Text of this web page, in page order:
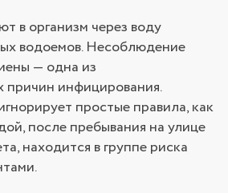
в организм через воду
водоемов. Несоблюдение
— одна из
причин инфицирования.
простые правила, как
после пребывания на улице
находится в группе риска